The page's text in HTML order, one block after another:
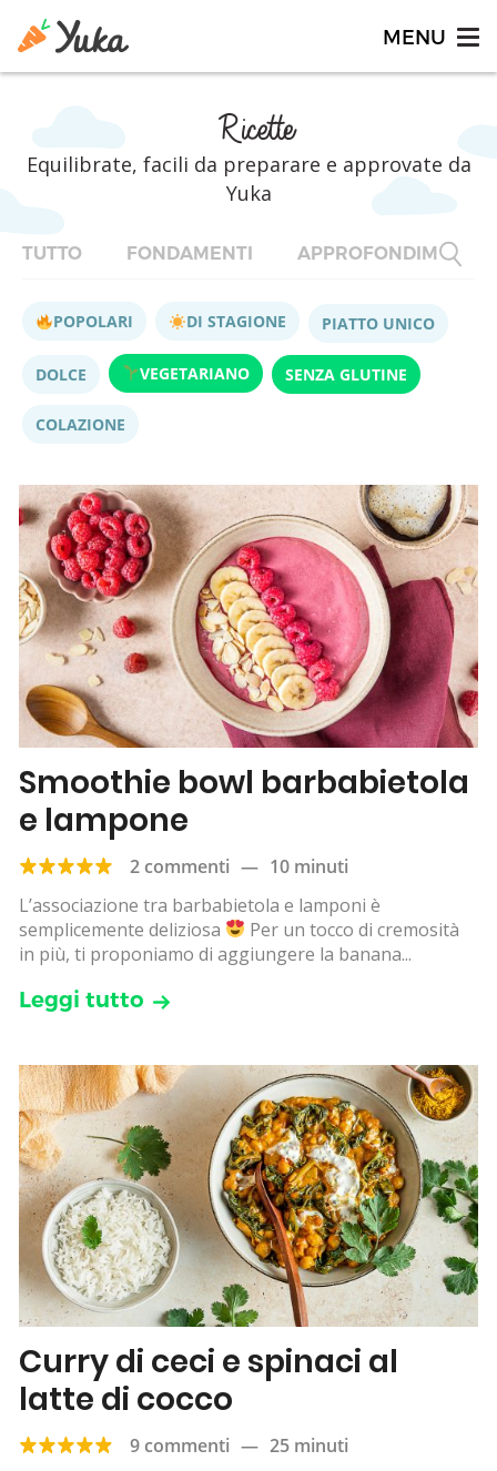
Ricette
Equilibrate, facili da preparare e approvate da
Yuka
TUTTO FONDAMENTI APPROFONDIMENTI
POPOLARI DI STAGIONE PIATTO UNICO
DOLCE VEGETARIANO SENZA GLUTINE
COLAZIONE
Smoothie bowl barbabietola
e lampone
2 commenti — 10 minuti
L’associazione tra barbabietola e lamponi è
semplicemente deliziosa
Per un tocco di cremosità
in più, ti proponiamo di aggiungere la banana...
Leggi tutto
Curry di ceci e spinaci al
latte di cocco
9 commenti — 25 minuti